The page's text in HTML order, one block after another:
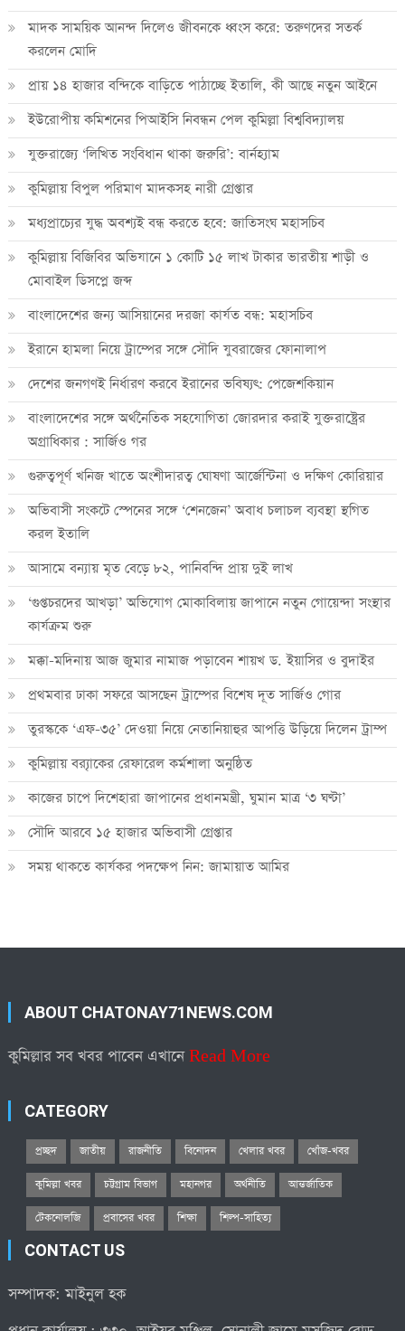
মাদক সাময়িক আনন্দ দিলেও জীবনকে ধ্বংস করে: তরুণদের সতর্ক
করলেন মোদি
প্রায় ১৪ হাজার বন্দিকে বাড়িতে পাঠাচ্ছে ইতালি, কী আছে নতুন আইনে
ইউরোপীয় কমিশনের পিআইসি নিবন্ধন পেল কুমিল্লা বিশ্ববিদ্যালয়
যুক্তরাজ্যে ‘লিখিত সংবিধান থাকা জরুরি’: বার্নহ্যাম
কুমিল্লায় বিপুল পরিমাণ মাদকসহ নারী গ্রেপ্তার
মধ্যপ্রাচ্যের যুদ্ধ অবশ্যই বন্ধ করতে হবে: জাতিসংঘ মহাসচিব
কুমিল্লায় বিজিবির অভিযানে ১ কোটি ১৫ লাখ টাকার ভারতীয় শাড়ী ও
মোবাইল ডিসপ্লে জব্দ
বাংলাদেশের জন্য আসিয়ানের দরজা কার্যত বন্ধ: মহাসচিব
ইরানে হামলা নিয়ে ট্রাম্পের সঙ্গে সৌদি যুবরাজের ফোনালাপ
দেশের জনগণই নির্ধারণ করবে ইরানের ভবিষ্যৎ: পেজেশকিয়ান
বাংলাদেশের সঙ্গে অর্থনৈতিক সহযোগিতা জোরদার করাই যুক্তরাষ্ট্রের
অগ্রাধিকার : সার্জিও গর
গুরুত্বপূর্ণ খনিজ খাতে অংশীদারত্ব ঘোষণা আর্জেন্টিনা ও দক্ষিণ কোরিয়ার
অভিবাসী সংকটে স্পেনের সঙ্গে ‘শেনজেন’ অবাধ চলাচল ব্যবস্থা স্থগিত
করল ইতালি
আসামে বন্যায় মৃত বেড়ে ৮২, পানিবন্দি প্রায় দুই লাখ
‘গুপ্তচরদের আখড়া’ অভিযোগ মোকাবিলায় জাপানে নতুন গোয়েন্দা সংস্থার
কার্যক্রম শুরু
মক্কা-মদিনায় আজ জুমার নামাজ পড়াবেন শায়খ ড. ইয়াসির ও বুদাইর
প্রথমবার ঢাকা সফরে আসছেন ট্রাম্পের বিশেষ দূত সার্জিও গোর
তুরস্ককে ‘এফ-৩৫’ দেওয়া নিয়ে নেতানিয়াহুর আপত্তি উড়িয়ে দিলেন ট্রাম্প
কুমিল্লায় ব্র‍্যাকের রেফারেল কর্মশালা অনুষ্ঠিত
কাজের চাপে দিশেহারা জাপানের প্রধানমন্ত্রী, ঘুমান মাত্র ‘৩ ঘণ্টা’
সৌদি আরবে ১৫ হাজার অভিবাসী গ্রেপ্তার
সময় থাকতে কার্যকর পদক্ষেপ নিন: জামায়াত আমির
ABOUT CHATONAY71NEWS.COM
কুমিল্লার সব খবর পাবেন এখানেRead More
CATEGORY
প্রচ্ছদ জাতীয় রাজনীতি বিনোদন খেলার খবর খোঁজ-খবর
কুমিল্লা খবর চট্টগ্রাম বিভাগ মহানগর অর্থনীতি আন্তর্জাতিক
টেকনোলজি প্রবাসের খবর শিক্ষা শিল্প-সাহিত্য
CONTACT US
সম্পাদক: মাইনুল হক